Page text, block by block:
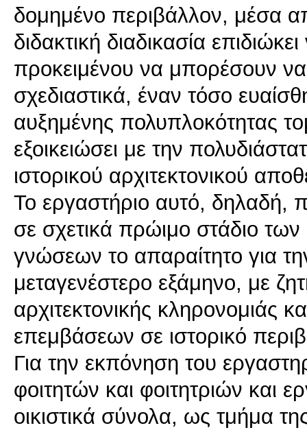
δομημένο περιβάλλον, μέσα
διδακτική διαδικασία
προκειμένου να μπορέσουν να
σχεδιαστικά, έναν τόσο
αυξημένης πολυπλοκότητας
εξοικειώσει με την
ιστορικού αρχιτεκτονικού
Το εργαστήριο αυτό, δηλαδή,
σε σχετικά πρώιμο στάδιο
γνώσεων το απαραίτητο για
μεταγενέστερο εξάμηνο, με
αρχιτεκτονικής κληρονομιάς
επεμβάσεων σε ιστορικό
Για την εκπόνηση του
φοιτητών και φοιτητριών και
οικιστικά σύνολα, ως τμήμα